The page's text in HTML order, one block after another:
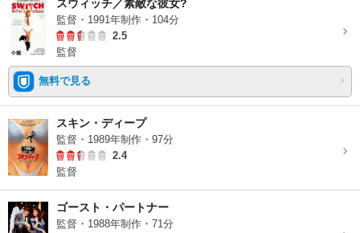
スウィッチ／素敵な彼女?
監督・1991年制作・104分
2.5
監督
無料で見る
スキン・ディープ
監督・1989年制作・97分
2.4
監督
ゴースト・パートナー
監督・1988年制作・71分